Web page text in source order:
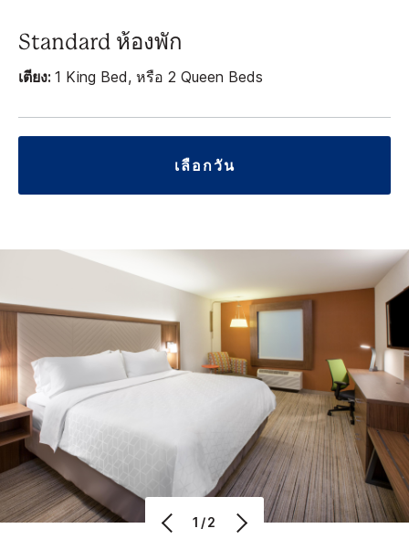
Standard ห้องพัก
เตียง: 1 King Bed, หรือ 2 Queen Beds
เลือกวัน
1/2